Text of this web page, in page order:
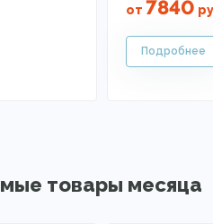
от 7840
товары месяца